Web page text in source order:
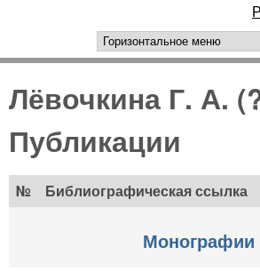
горизонтальное
Лёвочкина Г. А.
Публикации
№ Библиографическая ссылка
Монографии